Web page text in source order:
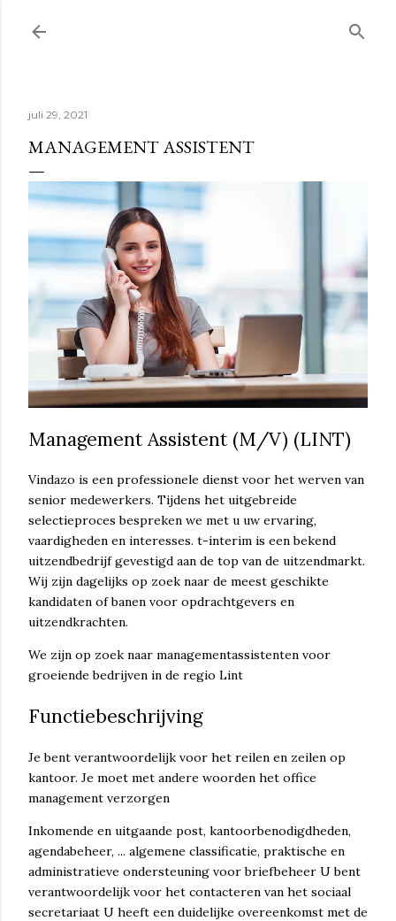
juli 29, 2021
MANAGEMENT ASSISTENT
Management Assistent (M/V) (LINT)
Vindazo is een professionele dienst voor het werven van
senior medewerkers. Tijdens het uitgebreide
selectieproces bespreken we met u uw ervaring,
vaardigheden en interesses. t-interim is een bekend
uitzendbedrijf gevestigd aan de top van de uitzendmarkt.
Wij zijn dagelijks op zoek naar de meest geschikte
kandidaten of banen voor opdrachtgevers en
uitzendkrachten.
We zijn op zoek naar managementassistenten voor
groeiende bedrijven in de regio Lint
Functiebeschrijving
Je bent verantwoordelijk voor het reilen en zeilen op
kantoor. Je moet met andere woorden het office
management verzorgen
Inkomende en uitgaande post, kantoorbenodigdheden,
agendabeheer, ... algemene classificatie, praktische en
administratieve ondersteuning voor briefbeheer U bent
verantwoordelijk voor het contacteren van het sociaal
secretariaat U heeft een duidelijke overeenkomst met de